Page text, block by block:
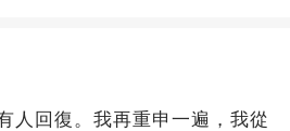
人回復。我再重申一遍，我從